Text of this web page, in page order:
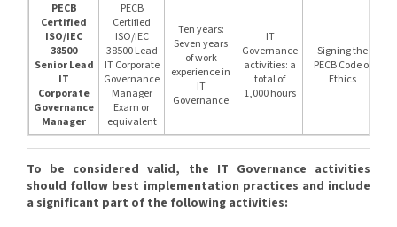
PECB
Certified
ISO/IEC
38500
Senior Lead
IT
Corporate
Governance
Manager
PECB
Certified
ISO/IEC
38500 Lead
IT Corporate
Governance
Manager
Exam or
equivalent
Ten years:
Seven years
of work
experience in
IT
Governance
IT
Governance
activities: a
total of
1,000 hours
Signing the
PECB Code of
Ethics
To be considered valid, the IT Governance activities
should follow best implementation practices and include
a significant part of the following activities: